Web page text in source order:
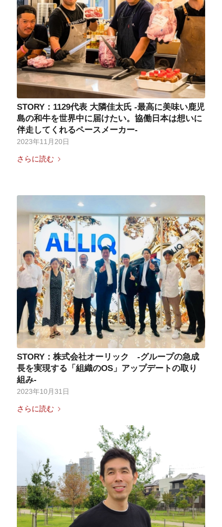
STORY：1129代表 大隣佳太氏 -最高に美味い鹿児
島の和牛を世界中に届けたい。協働日本は想いに
伴走してくれるペースメーカー-
2023年11月20日
さらに読む
STORY：株式会社オーリック -グループの急成
長を実現する「組織のOS」アップデートの取り
組み-
2023年10月31日
さらに読む